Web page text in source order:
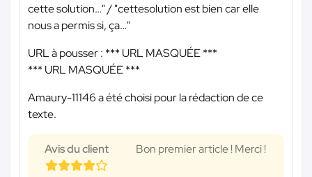
cette solution…" / "cettesolution est bien car elle
nous a permis si, ça…"
URL à pousser : *** URL MASQUÉE ***
*** URL MASQUÉE ***
Amaury-11146 a été choisi pour la rédaction de ce
texte.
Avis du client Bon premier article ! Merci !